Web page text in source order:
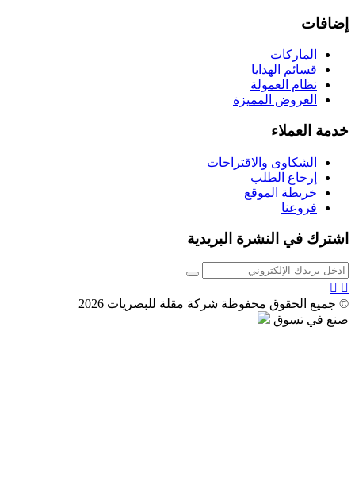
إضافات
الماركات
قسائم الهدايا
نظام العمولة
العروض المميزة
خدمة العملاء
الشكاوى والاقتراحات
إرجاع الطلب
خريطة الموقع
فروعنا
اشترك في النشرة البريدية
© جميع الحقوق محفوظة شركة مقلة للبصريات 2026
صنع في تسوق